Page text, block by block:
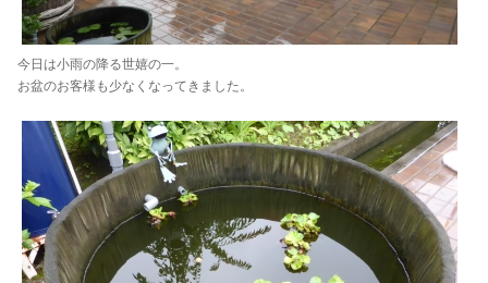
今日は小雨の降る世嬉の一。
お盆のお客様も少なくなってきました。